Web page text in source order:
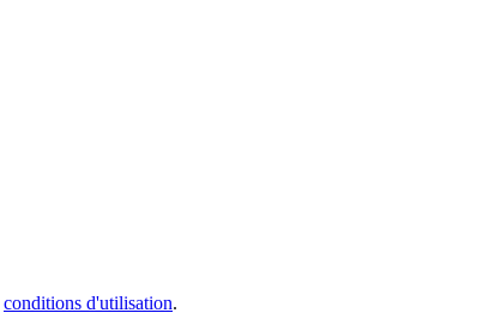
conditions d'utilisation.